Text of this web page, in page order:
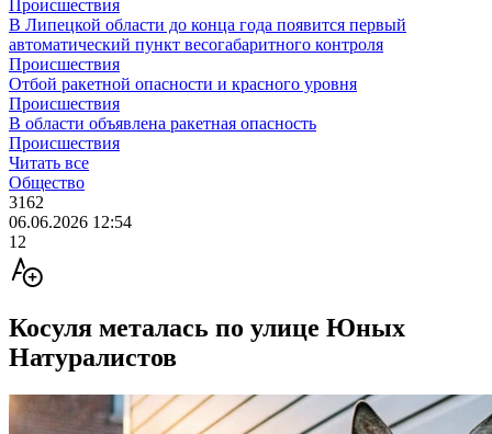
Происшествия
В Липецкой области до конца года появится первый
автоматический пункт весогабаритного контроля
Происшествия
Отбой ракетной опасности и красного уровня
Происшествия
В области объявлена ракетная опасность
Происшествия
Читать все
Общество
3162
06.06.2026 12:54
12
Косуля металась по улице Юных
Натуралистов